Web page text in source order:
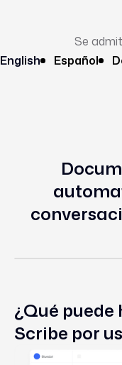
Se
English
Español
¿Qué puede
Scribe por